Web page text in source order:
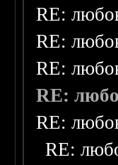
RE:
RE:
RE:
RE:
RE:
RE: